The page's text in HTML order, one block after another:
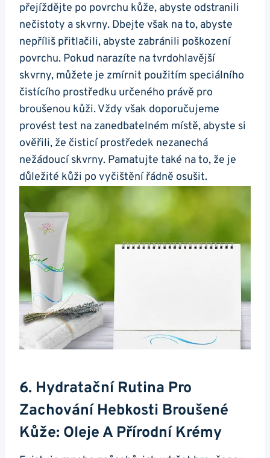
přejíždějte po povrchu kůže, abyste odstranili
nečistoty a‌ skvrny. Dbejte však na to, abyste
⁣nepříliš přitlačili, abyste zabránili poškození
povrchu. Pokud narazíte na tvrdohlavější
skvrny, můžete je​ zmírnit použitím speciálního
⁣čistícího prostředku určeného právě pro
broušenou ⁣kůži. Vždy však doporučujeme
provést ⁤test na⁢ zanedbatelném místě, abyste si
ověřili, že⁣ čisticí prostředek nezanechá
nežádoucí skvrny. Pamatujte také na to, že je​
důležité ​kůži po​ vyčištění řádně ⁤osušit.
6. ‌Hydratační Rutina⁣ Pro
Zachování Hebkosti Broušené
Kůže: Oleje A Přírodní⁣ Krémy